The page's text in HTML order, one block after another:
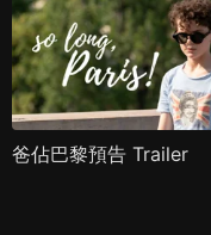
爸佔巴黎預告 Trailer